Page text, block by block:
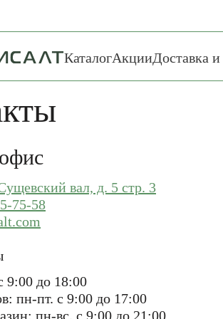
КаталогАкцииДоставка и
вал, д. 5 стр. 3
75-58
9:00 до 18:00
пн-пт. с 9:00 до 17:00
пн-вс. с 9:00 до 21:00